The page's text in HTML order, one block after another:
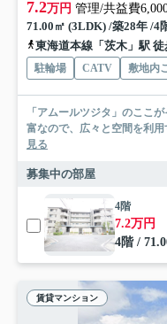
7.2万円 管理/共益費
71.00㎡ (3LDK) /築28年 /4
東海道本線「茨木」駅 徒
駐輪場 CATV 敷地内
「アムールツジタ」のここ
富なので、広々と空間を利
見る
募集中の部屋
4階
7.2万円
4階 /
賃貸マンション